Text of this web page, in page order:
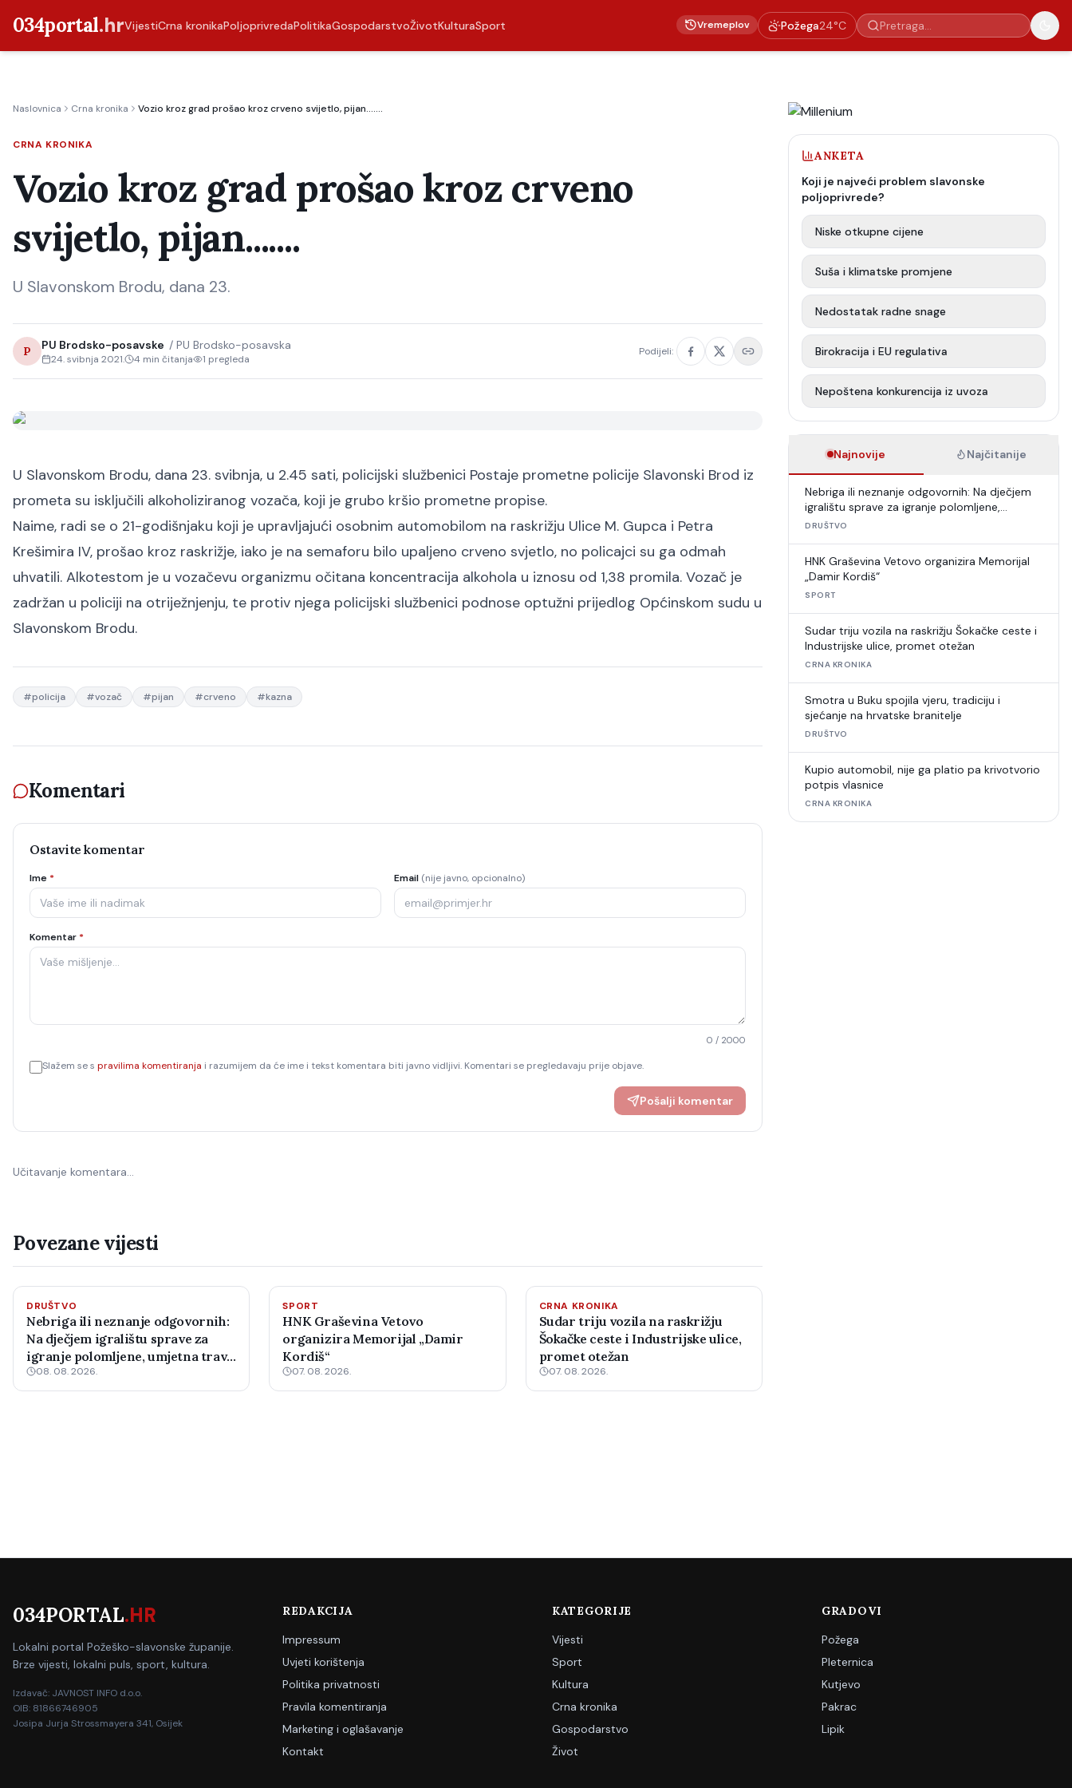
034portal.hrVijestiCrna kronikaPoljoprivredaPolitikaGospodarstvoŽivotKulturaSport Vremeplov Požega24°C
Naslovnica Crna kronika Vozio kroz grad prošao kroz crveno svijetlo, pijan.......
CRNA KRONIKA
Vozio kroz grad prošao kroz crveno
svijetlo, pijan.......
U Slavonskom Brodu, dana 23.
P PU Brodsko-posavske / PU Brodsko-posavska
24. svibnja 2021. 4 min čitanja 1 pregleda
Podijeli:
U Slavonskom Brodu, dana 23. svibnja, u 2.45 sati, policijski službenici Postaje prometne policije Slavonski Brod iz
prometa su isključili alkoholiziranog vozača, koji je grubo kršio prometne propise.
Naime, radi se o 21-godišnjaku koji je upravljajući osobnim automobilom na raskrižju Ulice M. Gupca i Petra
Krešimira IV, prošao kroz raskrižje, iako je na semaforu bilo upaljeno crveno svjetlo, no policajci su ga odmah
uhvatili. Alkotestom je u vozačevu organizmu očitana koncentracija alkohola u iznosu od 1,38 promila. Vozač je
zadržan u policiji na otriježnjenju, te protiv njega policijski službenici podnose optužni prijedlog Općinskom sudu u
Slavonskom Brodu.
#policija #vozač #pijan #crveno #kazna
Komentari
Ostavite komentar
Ime * Email (nije javno, opcionalno)
Komentar *
0 / 2000
Slažem se s pravilima komentiranja i razumijem da će ime i tekst komentara biti javno vidljivi. Komentari se pregledavaju prije objave.
Pošalji komentar
Učitavanje komentara…
Povezane vijesti
DRUŠTVO
Nebriga ili neznanje odgovornih:
Na dječjem igralištu sprave za
igranje polomljene, umjetna trava
u raspadu
08. 08. 2026.
SPORT
HNK Graševina Vetovo
organizira Memorijal „Damir
Kordiš“
07. 08. 2026.
CRNA KRONIKA
Sudar triju vozila na raskrižju
Šokačke ceste i Industrijske ulice,
promet otežan
07. 08. 2026.
ANKETA
Koji je najveći problem slavonske
poljoprivrede?
Niske otkupne cijene
Suša i klimatske promjene
Nedostatak radne snage
Birokracija i EU regulativa
Nepoštena konkurencija iz uvoza
Najnovije Najčitanije
Nebriga ili neznanje odgovornih: Na dječjem
igralištu sprave za igranje polomljene,
umjetna trava u raspadu
DRUŠTVO
HNK Graševina Vetovo organizira Memorijal
„Damir Kordiš“
SPORT
Sudar triju vozila na raskrižju Šokačke ceste i
Industrijske ulice, promet otežan
CRNA KRONIKA
Smotra u Buku spojila vjeru, tradiciju i
sjećanje na hrvatske branitelje
DRUŠTVO
Kupio automobil, nije ga platio pa krivotvorio
potpis vlasnice
CRNA KRONIKA
034PORTAL.HR
Lokalni portal Požeško-slavonske županije.
Brze vijesti, lokalni puls, sport, kultura.
Izdavač: JAVNOST INFO d.o.o.
OIB: 81866746905
Josipa Jurja Strossmayera 341, Osijek
REDAKCIJA
Impressum
Uvjeti korištenja
Politika privatnosti
Pravila komentiranja
Marketing i oglašavanje
Kontakt
KATEGORIJE
Vijesti
Sport
Kultura
Crna kronika
Gospodarstvo
Život
GRADOVI
Požega
Pleternica
Kutjevo
Pakrac
Lipik